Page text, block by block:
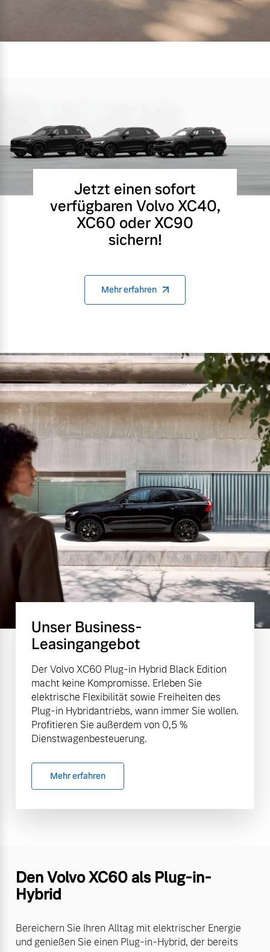
Jetzt einen sofort
verfügbaren Volvo XC40,
XC60 oder XC90
sichern!
Mehr erfahren
Unser Business-
Leasingangebot
Der Volvo XC60 Plug-in Hybrid Black Edition
macht keine Kompromisse. Erleben Sie
elektrische Flexibilität sowie Freiheiten des
Plug-in Hybridantriebs, wann immer Sie wollen.
Profitieren Sie außerdem von 0,5 %
Dienstwagenbesteuerung.
Mehr erfahren
Den Volvo XC60 als Plug-in-
Hybrid
Bereichern Sie Ihren Alltag mit elektrischer Energie
und genießen Sie einen Plug-in-Hybrid, der bereits